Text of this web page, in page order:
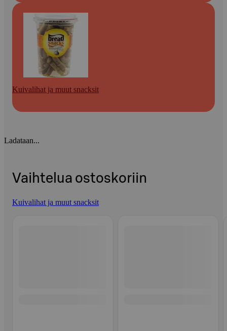
Kuivalihat ja muut snacksit
Ladataan...
Vaihtelua ostoskoriin
Kuivalihat ja muut snacksit